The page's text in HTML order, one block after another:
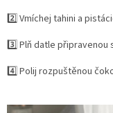
2️⃣ Vmíchej tahini a
3️⃣ Plň datle připravenou
4️⃣ Polij rozpuštěnou